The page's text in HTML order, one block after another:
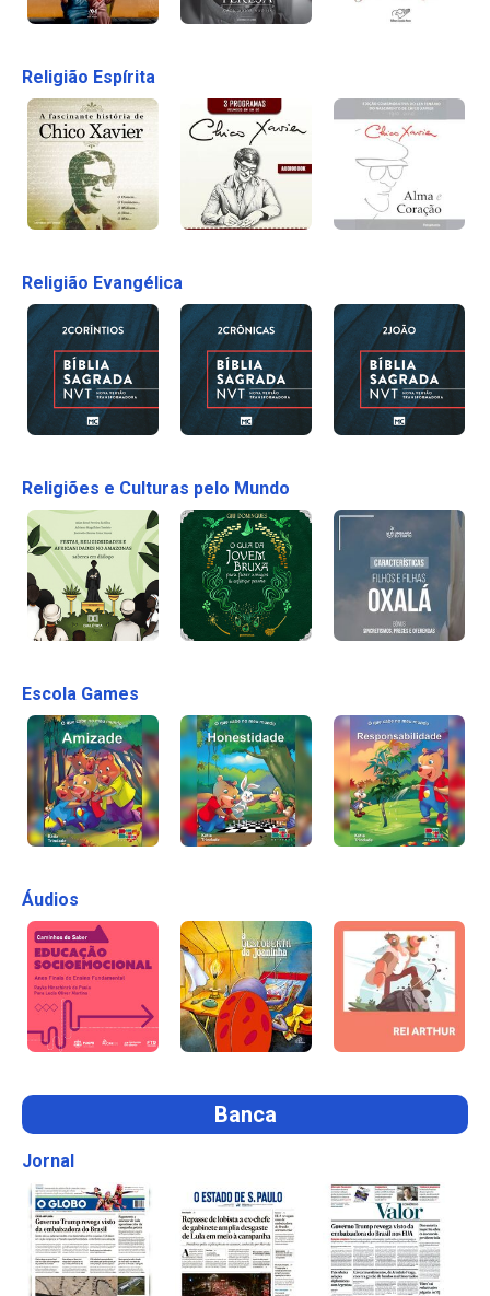
Religião Espírita
Religião Evangélica
Religiões e Culturas pelo Mundo
Escola Games
Áudios
Banca
Jornal